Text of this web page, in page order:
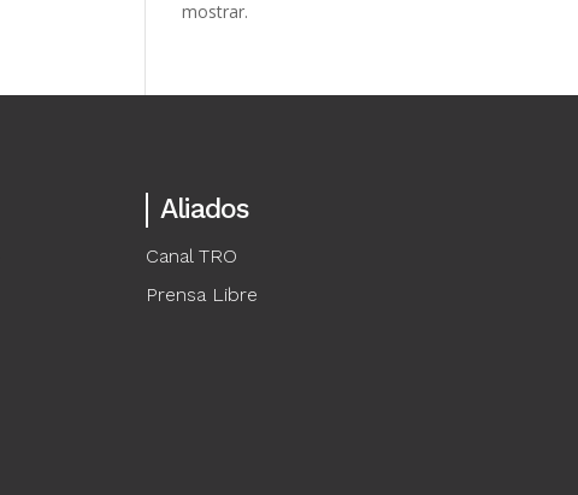
mostrar.
Aliados
Canal TRO
Prensa Libre